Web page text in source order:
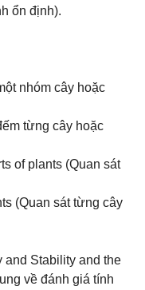
ổn định).
nhóm cây hoặc
từng cây hoặc
of plants (Quan sát
(Quan sát từng cây
and Stability and the
về đánh giá tính